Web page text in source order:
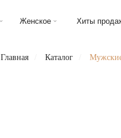
Женское Хиты продаж
Главная Каталог